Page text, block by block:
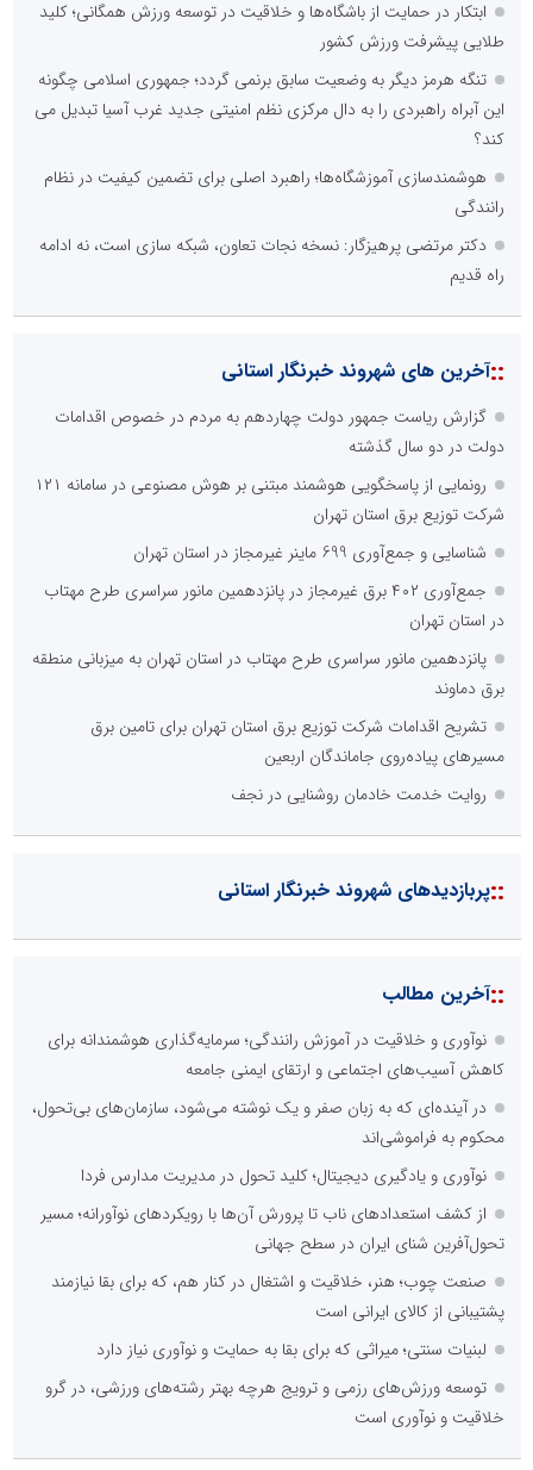
ابتکار در حمایت از باشگاه‌ها و خلاقیت در توسعه ورزش همگانی؛ کلید
طلایی پیشرفت ورزش کشور
تنگه هرمز دیگر به وضعیت سابق برنمی گردد؛ جمهوری اسلامی چگونه
این آبراه راهبردی را به دال مرکزی نظم امنیتی جدید غرب آسیا تبدیل می
کند؟
هوشمندسازی آموزشگاه‌ها؛ راهبرد اصلی برای تضمین کیفیت در نظام
رانندگی
دکتر مرتضی پرهیزگار: نسخه نجات تعاون، شبکه سازی است، نه ادامه
راه قدیم
::آخرین های شهروند خبرنگار استانی
گزارش ریاست جمهور دولت چهاردهم به مردم در خصوص اقدامات
دولت در دو سال گذشته
رونمایی از پاسخگویی هوشمند مبتنی بر هوش مصنوعی در سامانه ۱۲۱
شرکت توزیع برق استان تهران
شناسایی و جمع‌آوری 699 ماینر غیرمجاز در استان تهران
جمع‌آوری ۴۰۲ برق غیرمجاز در پانزدهمین مانور سراسری طرح مهتاب
در استان تهران
پانزدهمین مانور سراسری طرح مهتاب در استان تهران به میزبانی منطقه
برق دماوند
تشریح اقدامات شرکت توزیع برق استان تهران برای تامین برق
مسیرهای پیاده‌روی جاماندگان اربعین
روایت خدمت خادمان روشنایی در نجف
::پربازدیدهای شهروند خبرنگار استانی
::آخرین مطالب
نوآوری و خلاقیت در آموزش رانندگی؛ سرمایه‌گذاری هوشمندانه برای
کاهش آسیب‌های اجتماعی و ارتقای ایمنی جامعه
در آینده‌ای که به زبان صفر و یک نوشته می‌شود، سازمان‌های بی‌تحول،
محکوم به فراموشی‌اند
نوآوری و یادگیری دیجیتال؛ کلید تحول در مدیریت مدارس فردا
از کشف استعدادهای ناب تا پرورش آن‌ها با رویکردهای نوآورانه؛ مسیر
تحول‌آفرین شنای ایران در سطح جهانی
صنعت چوب؛ هنر، خلاقیت و اشتغال در کنار هم، که برای بقا نیازمند
پشتیبانی از کالای ایرانی است
لبنیات سنتی؛ میراثی که برای بقا به حمایت و نوآوری نیاز دارد
توسعه ورزش‌های رزمی و ترویج هرچه بهتر رشته‌های ورزشی، در گرو
خلاقیت و نوآوری است